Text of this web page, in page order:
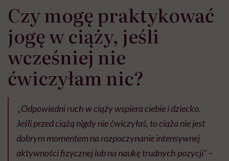
Czy mogę praktykować
jogę w ciąży, jeśli
wcześniej nie
ćwiczyłam nic?
„Odpowiedni ruch w ciąży wspiera ciebie i dziecko.
Jeśli przed ciążą nigdy nie ćwiczyłaś, to ciąża nie jest
dobrym momentem na rozpoczynanie intensywnej
aktywności fizycznej lub na naukę trudnych pozycji” –